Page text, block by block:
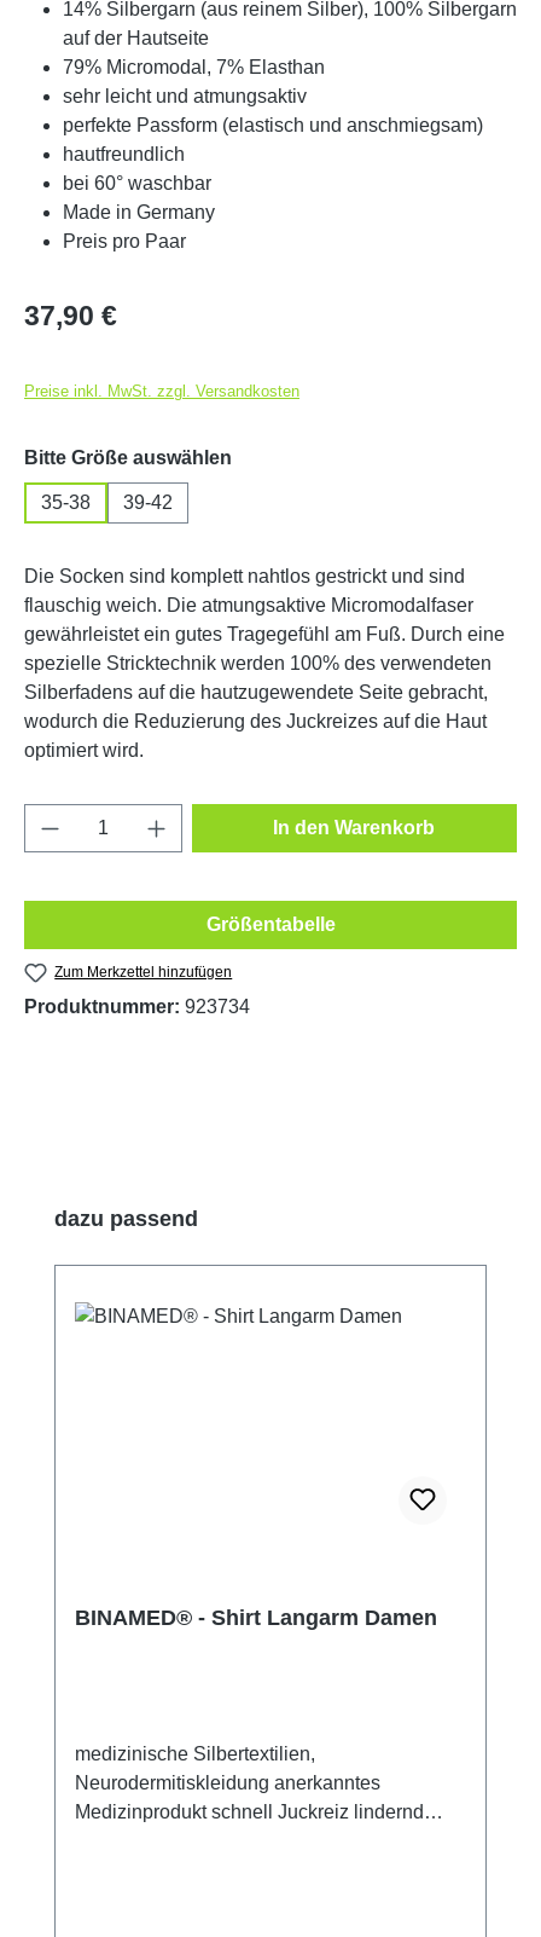
14% Silbergarn (aus reinem Silber), 100% Silbergarn
auf der Hautseite
79% Micromodal, 7% Elasthan
sehr leicht und atmungsaktiv
perfekte Passform (elastisch und anschmiegsam)
hautfreundlich
bei 60° waschbar
Made in Germany
Preis pro Paar
Regulärer Preis:
37,90 €
Preise inkl. MwSt. zzgl. Versandkosten
Bitte Größe auswählen
35-38 39-42
Die Socken sind komplett nahtlos gestrickt und sind
flauschig weich. Die atmungsaktive Micromodalfaser
gewährleistet ein gutes Tragegefühl am Fuß. Durch eine
spezielle Stricktechnik werden 100% des verwendeten
Silberfadens auf die hautzugewendete Seite gebracht,
wodurch die Reduzierung des Juckreizes auf die Haut
optimiert wird.
Produkt Anzahl: Gib den gewünschten
In den Warenkorb
Größentabelle
Zum Merkzettel hinzufügen
Produktnummer: 923734
Produktgalerie überspringen
dazu passend
BINAMED® - Shirt Langarm Damen
medizinische Silbertextilien,
Neurodermitiskleidung anerkanntes
Medizinprodukt schnell Juckreiz lindernd